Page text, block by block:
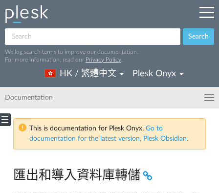
Search
We log search terms to improve our documentation.
For more information, read our Privacy Policy
HK / 繁體中文 Plesk Onyx
Documentation
This is documentation for Plesk Onyx. Go to
documentation for the latest version, Plesk Obsidian.
匯出和導入資料庫轉儲